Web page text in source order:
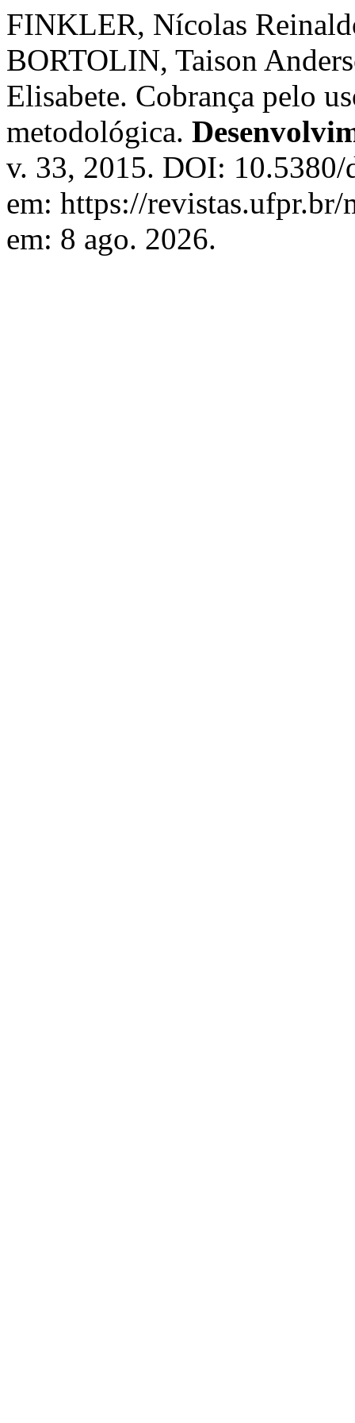
FINKLER, Nícolas
BORTOLIN, Taison
Elisabete. Cobrança pelo
metodológica.
v. 33, 2015. DOI:
em: https://
em: 8 ago. 2026.